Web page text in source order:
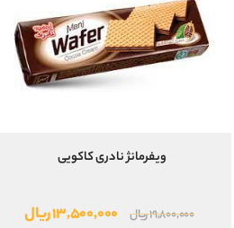
ویفرمانژ نادری کاکویی
۱۹,۸۰۰,۰۰۰ریال
قیمت
۱۳,۵۰۰,۰۰۰ریالقیمت